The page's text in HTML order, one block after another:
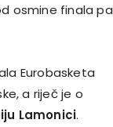
osmine finala pa
Eurobasketa
a riječ je o
Lamonici.